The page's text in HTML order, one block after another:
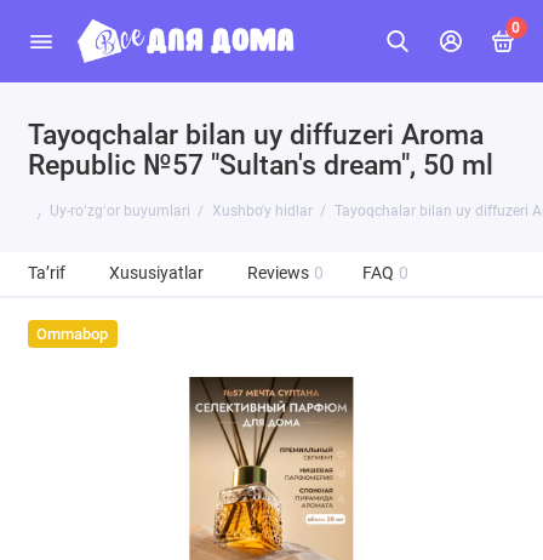
0
Tayoqchalar bilan uy diffuzeri Aroma
Republic №57 "Sultan's dream", 50 ml
Uy-roʻzgʻor buyumlari Xushbo'y hidlar Tayoqchalar bilan uy diffuzeri
Ta’rif Xususiyatlar Reviews 0 FAQ 0
Ommabop